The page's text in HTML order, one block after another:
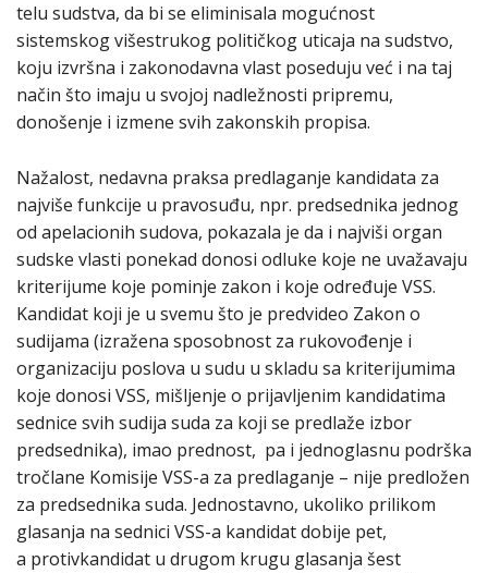
telu sudstva, da bi se eliminisala mogućnost
sistemskog višestrukog političkog uticaja na sudstvo,
koju izvršna i zakonodavna vlast poseduju već i na taj
način što imaju u svojoj nadležnosti pripremu,
donošenje i izmene svih zakonskih propisa.
Nažalost, nedavna praksa predlaganje kandidata za
najviše funkcije u pravosuđu, npr. predsednika jednog
od apelacionih sudova, pokazala je da i najviši organ
sudske vlasti ponekad donosi odluke koje ne uvažavaju
kriterijume koje pominje zakon i koje određuje VSS.
Kandidat koji je u svemu što je predvideo Zakon o
sudijama (izražena sposobnost za rukovođenje i
organizaciju poslova u sudu u skladu sa kriterijumima
koje donosi VSS, mišljenje o prijavljenim kandidatima
sednice svih sudija suda za koji se predlaže izbor
predsednika), imao prednost, pa i jednoglasnu podrška
tročlane Komisije VSS-a za predlaganje – nije predložen
za predsednika suda. Jednostavno, ukoliko prilikom
glasanja na sednici VSS-a kandidat dobije pet,
a protivkandidat u drugom krugu glasanja šest